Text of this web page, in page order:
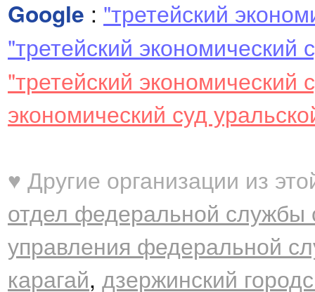
Google : "третейский
"третейский экономический
"третейский экономический
экономический суд
♥ Другие организации из
отдел федеральной службы
управления федеральной
карагай, дзержинский